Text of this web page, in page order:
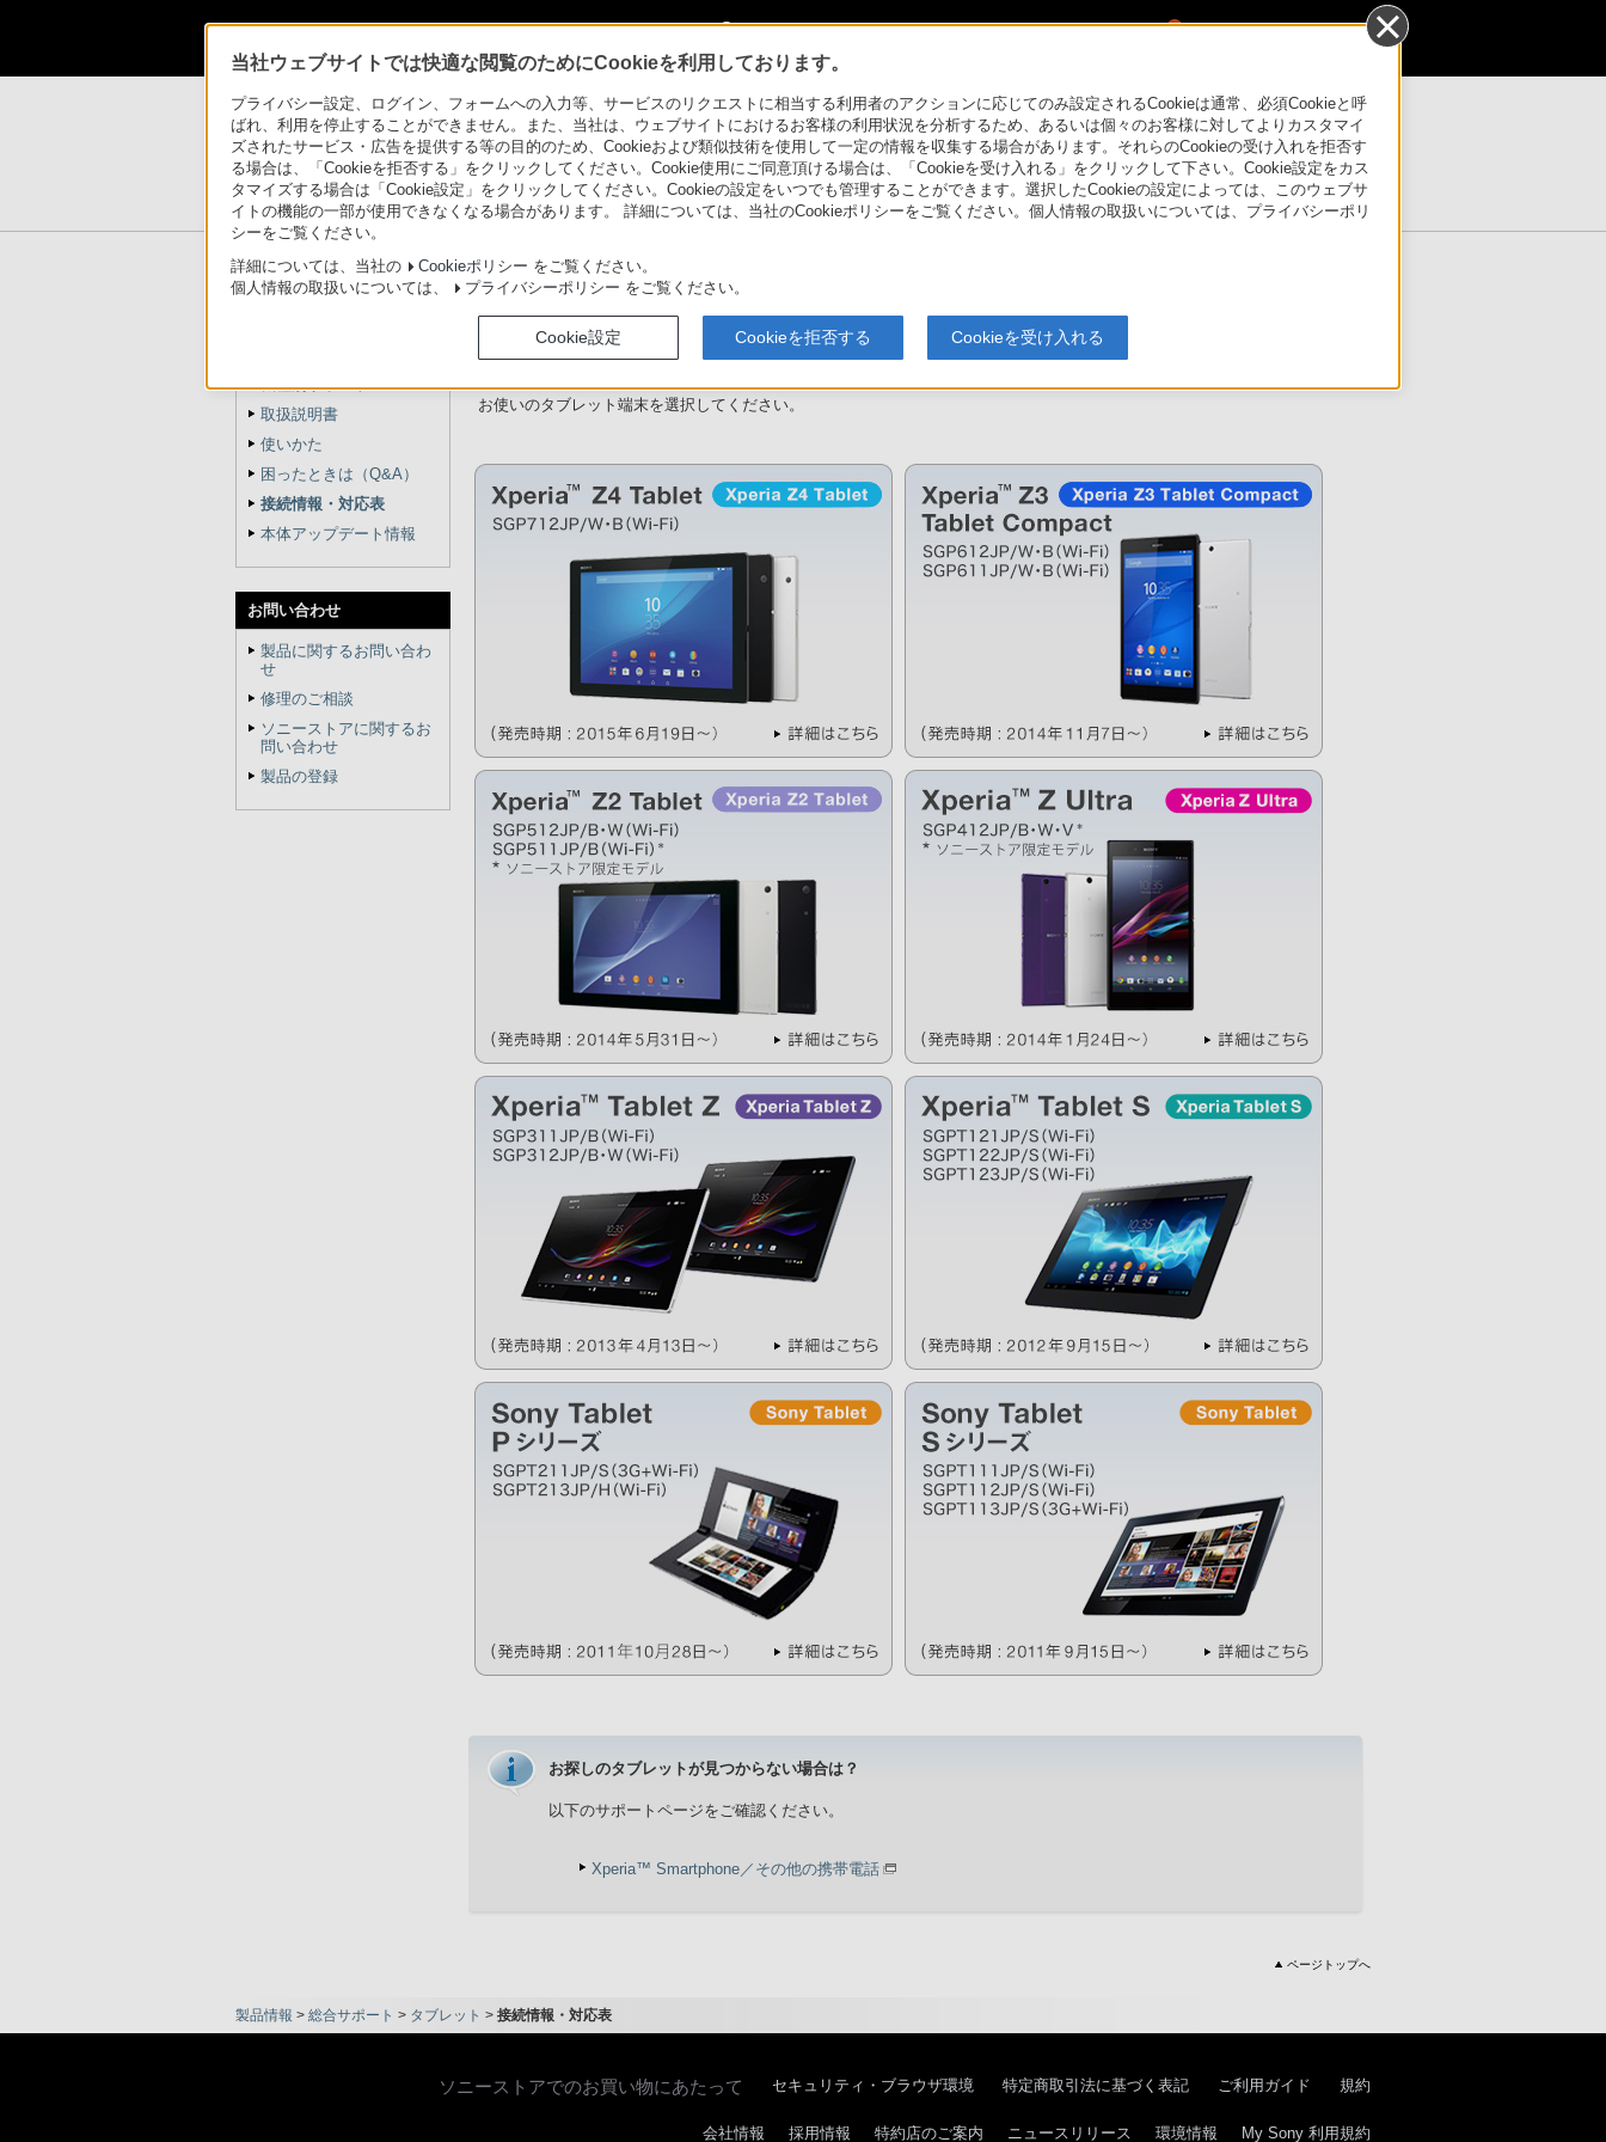
0
製品情報> 総合サポート > タブレット 接続情報・対応表
Xperia™ Tablet / Sony Tablet サポート・お問い合わせ
製品情報ページ
タブレット サポートトップ
機種別サポート
取扱説明書
使いかた
困ったときは（Q&A）
接続情報・対応表
本体アップデート情報
お問い合わせ
製品に関するお問い合わ
せ
修理のご相談
ソニーストアに関するお
問い合わせ
製品の登録
接続情報・対応表
お使いのタブレット端末を選択してください。
お探しのタブレットが見つからない場合は？
以下のサポートページをご確認ください。
Xperia™ Smartphone／その他の携帯電話
ページトップへ
製品情報 > 総合サポート > タブレット > 接続情報・対応表
ソニーストアでのお買い物にあたって セキュリティ・ブラウザ環境 特定商取引法に基づく表記 ご利用ガイド 規約
会社情報 採用情報 特約店のご案内 ニュースリリース 環境情報 My Sony 利用規約
当社ウェブサイトでは快適な閲覧のためにCookieを利用しております。
プライバシー設定、ログイン、フォームへの入力等、サービスのリクエストに相当する利用者のアクションに応じてのみ設定されるCookieは通常、必須Cookieと呼
ばれ、利用を停止することができません。また、当社は、ウェブサイトにおけるお客様の利用状況を分析するため、あるいは個々のお客様に対してよりカスタマイ
ズされたサービス・広告を提供する等の目的のため、Cookieおよび類似技術を使用して一定の情報を収集する場合があります。それらのCookieの受け入れを拒否す
る場合は、「Cookieを拒否する」をクリックしてください。Cookie使用にご同意頂ける場合は、「Cookieを受け入れる」をクリックして下さい。Cookie設定をカス
タマイズする場合は「Cookie設定」をクリックしてください。Cookieの設定をいつでも管理することができます。選択したCookieの設定によっては、このウェブサ
イトの機能の一部が使用できなくなる場合があります。 詳細については、当社のCookieポリシーをご覧ください。個人情報の取扱いについては、プライバシーポリ
シーをご覧ください。
詳細については、当社の Cookieポリシー をご覧ください。
個人情報の取扱いについては、
プライバシーポリシー をご覧ください。
Cookie設定 Cookieを拒否する Cookieを受け入れる